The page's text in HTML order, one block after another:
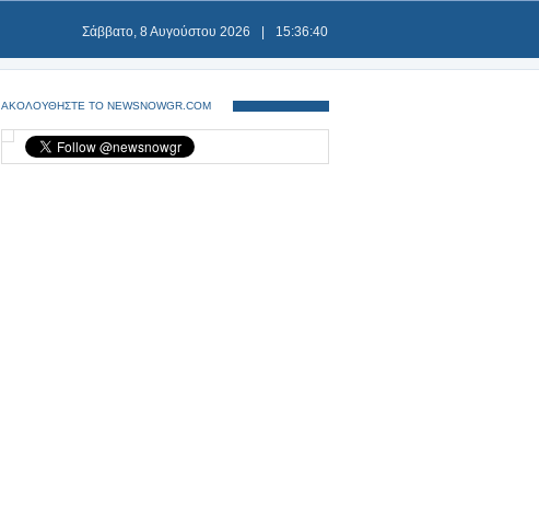
Σάββατο, 8 Αυγούστου 2026 15:36:40
ΑΚΟΛΟΥΘΗΣΤΕ ΤΟ NEWSNOWGR.COM